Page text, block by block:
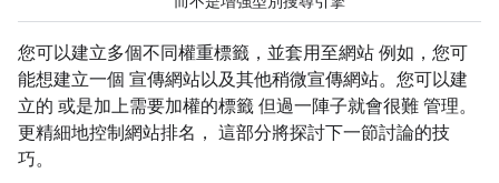
您可以建立多個不同權重標籤，並套用至網站 例如，您可
能想建立一個 宣傳網站以及其他稍微宣傳網站。您可以建
立的 或是加上需要加權的標籤 但過一陣子就會很難 管理。
更精細地控制網站排名， 這部分將探討下一節討論的技
巧。